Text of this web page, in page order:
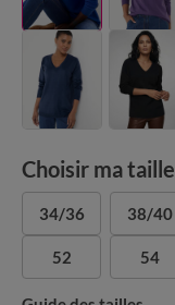
Choisir ma taille
34/36 38/40
52 54